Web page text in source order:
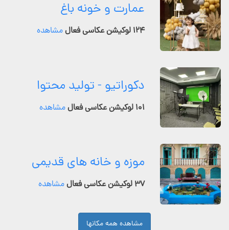
عمارت و خونه باغ
۱۲۴ لوکیشن عکاسی فعال مشاهده
دکوراتیو - تولید محتوا
۱۰۱ لوکیشن عکاسی فعال مشاهده
موزه و خانه های قدیمی
۳۷ لوکیشن عکاسی فعال مشاهده
مشاهده همه مکانها